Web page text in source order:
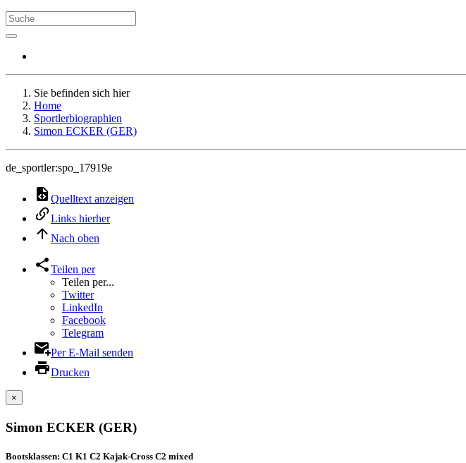
Sie befinden sich hier
Home
Sportlerbiographien
Simon ECKER (GER)
de_sportler:spo_17919e
Quelltext anzeigen
Links hierher
Nach oben
Teilen per
Teilen per...
Twitter
LinkedIn
Facebook
Telegram
Per E-Mail senden
Drucken
×
Simon ECKER (GER)
Bootsklassen: C1 K1 C2 Kajak-Cross C2 mixed